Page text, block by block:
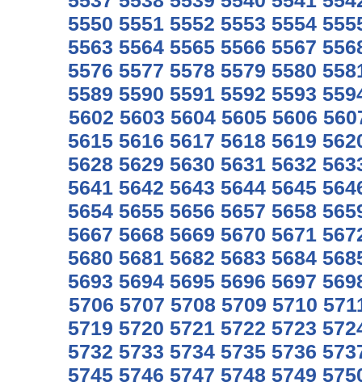
5550 5551 5552 5553 5554
5563 5564 5565 5566 5567
5576 5577 5578 5579 5580
5589 5590 5591 5592 5593
5602 5603 5604 5605 5606
5615 5616 5617 5618 5619
5628 5629 5630 5631 5632
5641 5642 5643 5644 5645
5654 5655 5656 5657 5658
5667 5668 5669 5670 5671
5680 5681 5682 5683 5684
5693 5694 5695 5696 5697
5706 5707 5708 5709 5710
5719 5720 5721 5722 5723
5732 5733 5734 5735 5736
5745 5746 5747 5748 5749